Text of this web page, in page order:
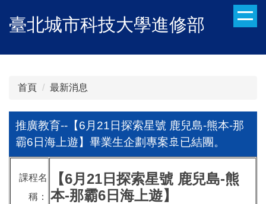
到
臺北城市科技大學進修部
首頁 最新消息
推廣教育--【6月21日探索星號 鹿兒島-熊本-那
霸6日海上遊】畢業生企劃專案🚢已結團。
課程名
稱：
【6月21日探索星號 鹿兒島-熊
本-那霸6日海上遊】